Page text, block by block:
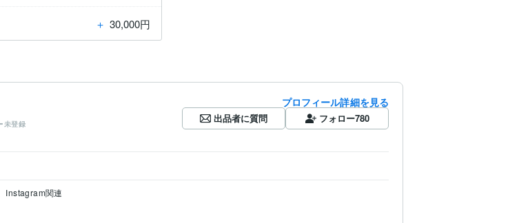
＋ 30,000円
未登録
プロフィール詳細を見る
出品者に質問 フォロー780
Instagram関連